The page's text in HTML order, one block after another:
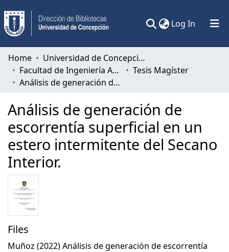
Log In (current)
Communities & Collections
All of DSpace
Home
Universidad de Concepción
Facultad de Ingeniería Agrícola
Tesis Magíster
Análisis de generación de escorrentía superficial en un estero intermitente del Secano Interior.
Análisis de generación de
escorrentía superficial en un
estero intermitente del Secano
Interior.
Files
Muñoz (2022) Análisis de generación de escorrentía